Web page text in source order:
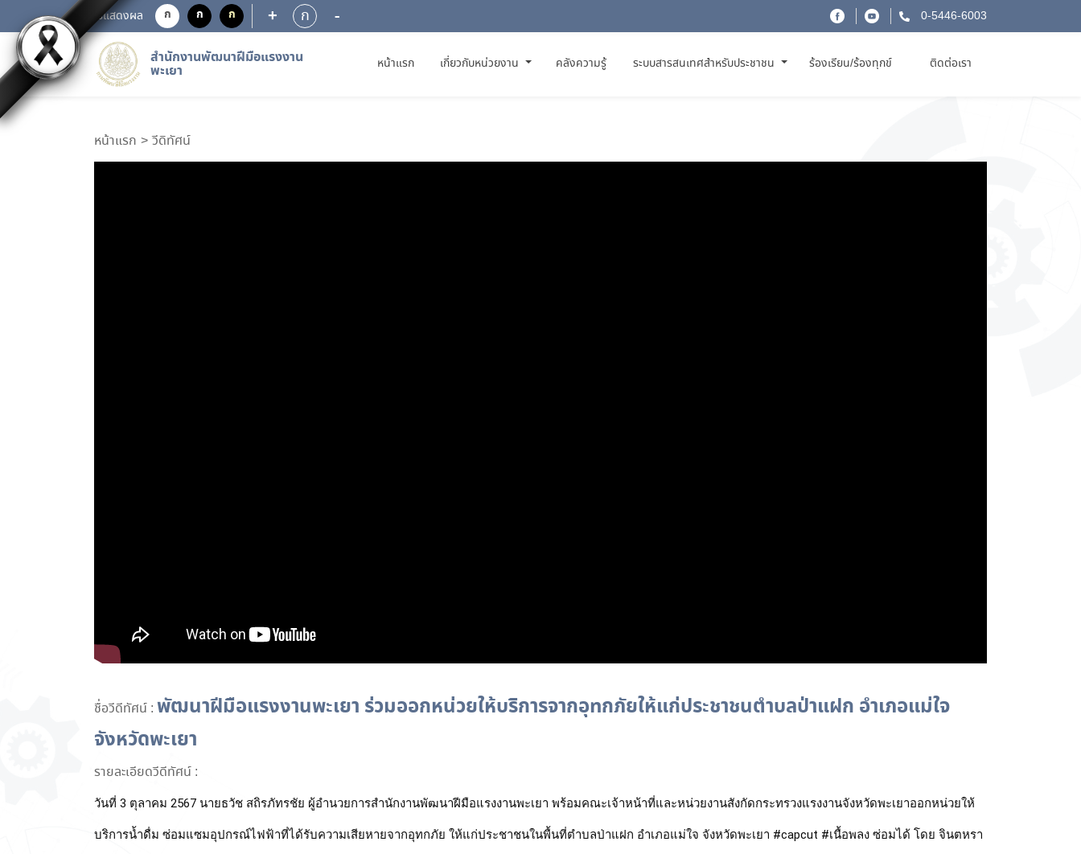
การแสดงผล ก ก ก + ก - 0-5446-6003
สำนักงานพัฒนาฝีมือแรงงาน
พะเยา หน้าแรก(CURRENT)
เกี่ยวกับหน่วยงาน คลังความรู้ ระบบสารสนเทศสำหรับประชาชน ร้องเรียน/ร้องทุกข์ ติดต่อเรา
หน้าแรก วีดิทัศน์
ชื่อวีดีทัศน์ : พัฒนาฝีมือแรงงานพะเยา ร่วมออกหน่วยให้บริการจากอุทกภัยให้แก่ประชาชนตำบลป่าแฝก อำเภอแม่ใจ
จังหวัดพะเยา
รายละเอียดวีดีทัศน์ :
วันที่ 3 ตุลาคม 2567 นายธวัช สถิรภัทรชัย ผู้อำนวยการสำนักงานพัฒนาฝีมือแรงงานพะเยา พร้อมคณะเจ้าหน้าที่และหน่วยงานสังกัดกระทรวงแรงงานจังหวัดพะเยาออกหน่วยให้
บริการน้ำดื่ม ซ่อมแซมอุปกรณ์ไฟฟ้าที่ได้รับความเสียหายจากอุทกภัย ให้แก่ประชาชนในพื้นที่ตำบลป่าแฝก อำเภอแม่ใจ จังหวัดพะเยา #capcut #เนื้อพลง ซ่อมได้ โดย จินตหรา